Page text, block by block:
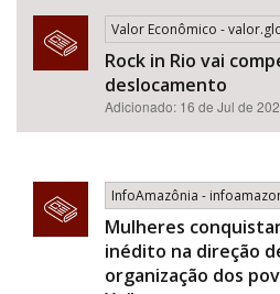
Valor Econômico -
Rock in Rio vai
deslocamento
Adicionado: 16 de Jul de
InfoAmazônia -
Mulheres
inédito na direção
organização dos